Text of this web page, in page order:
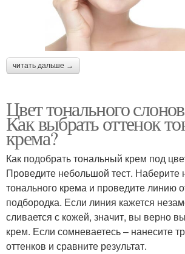
читать дальше →
Цвет тонального
Как выбрать оттенок
крема?
Как подобрать тональный крем под
Проведите небольшой тест. Наберите
тонального крема и проведите линию
подбородка. Если линия кажется
сливается с кожей, значит, вы верно
крем. Если сомневаетесь – нанесите
оттенков и сравните результат.